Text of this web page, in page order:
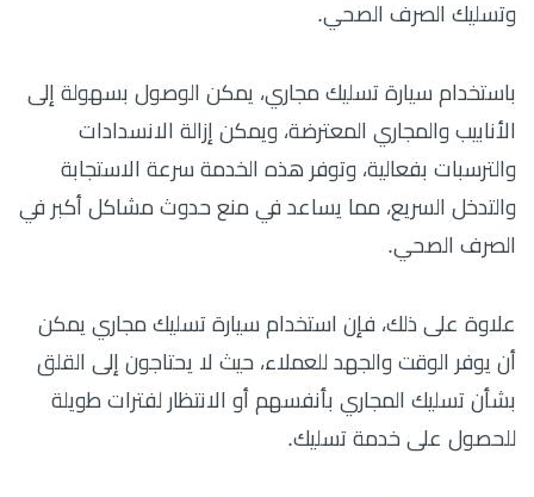
وتسليك الصرف الصحي.
باستخدام سيارة تسليك مجاري، يمكن الوصول بسهولة إلى
الأنابيب والمجاري المعترضة، ويمكن إزالة الانسدادات
والترسبات بفعالية، وتوفر هذه الخدمة سرعة الاستجابة
والتدخل السريع، مما يساعد في منع حدوث مشاكل أكبر في
الصرف الصحي.
علاوة على ذلك، فإن استخدام سيارة تسليك مجاري يمكن
أن يوفر الوقت والجهد للعملاء، حيث لا يحتاجون إلى القلق
بشأن تسليك المجاري بأنفسهم أو الانتظار لفترات طويلة
للحصول على خدمة تسليك.